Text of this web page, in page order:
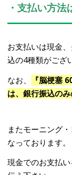
・支払い方法
お支払いは現金
込の4種類がござ
なお、
『脳梗塞
は、銀行振込の
またモーニング
なっております。
現金でのお支払